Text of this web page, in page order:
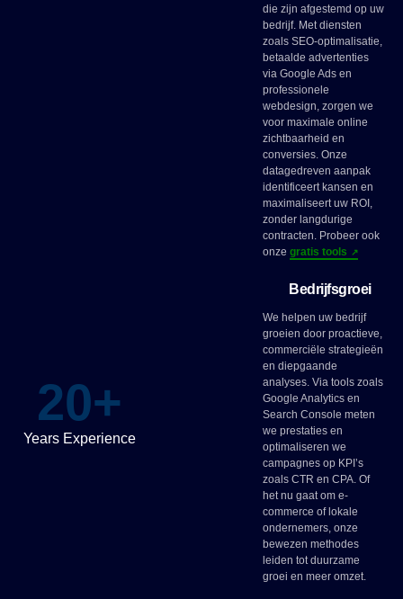
Years Experience
20+
die zijn afgestemd op uw
bedrijf. Met diensten
zoals SEO-optimalisatie,
betaalde advertenties
via Google Ads en
professionele
webdesign, zorgen we
voor maximale online
zichtbaarheid en
conversies. Onze
datagedreven aanpak
identificeert kansen en
maximaliseert uw ROI,
zonder langdurige
contracten. Probeer ook
onze gratis tools
Bedrijfsgroei
We helpen uw bedrijf
groeien door proactieve,
commerciële strategieën
en diepgaande
analyses. Via tools zoals
Google Analytics en
Search Console meten
we prestaties en
optimaliseren we
campagnes op KPI’s
zoals CTR en CPA. Of
het nu gaat om e-
commerce of lokale
ondernemers, onze
bewezen methodes
leiden tot duurzame
groei en meer omzet.